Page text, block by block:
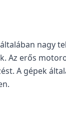
nagy
Az erős
A gépek